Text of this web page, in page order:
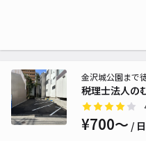
税理士法人の
金沢城公園まで
¥700〜 / 日